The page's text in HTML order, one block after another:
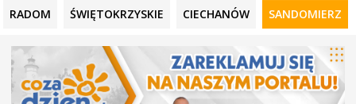
RADOM ŚWIĘTOKRZYSKIE CIECHANÓW SANDOMIERZ